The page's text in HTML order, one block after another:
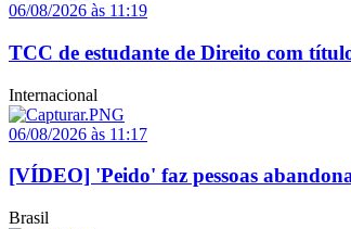
06/08/2026 às 11:19
TCC de estudante de Direito com
Internacional
06/08/2026 às 11:17
[VÍDEO] 'Peido' faz pessoas
Brasil